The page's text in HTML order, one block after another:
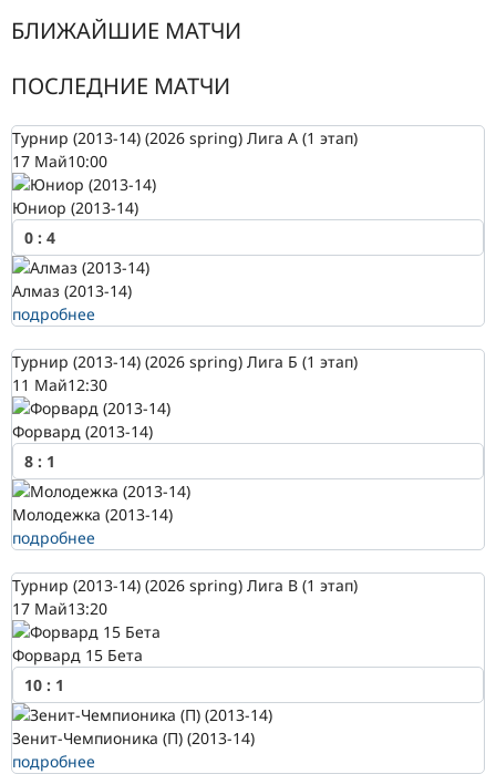
БЛИЖАЙШИЕ МАТЧИ
ПОСЛЕДНИЕ МАТЧИ
Турнир (2013-14) (2026 spring) Лига А (1 этап)
17 Май10:00
Юниор (2013-14)
0 : 4
Алмаз (2013-14)
подробнее
Турнир (2013-14) (2026 spring) Лига Б (1 этап)
11 Май12:30
Форвард (2013-14)
8 : 1
Молодежка (2013-14)
подробнее
Турнир (2013-14) (2026 spring) Лига В (1 этап)
17 Май13:20
Форвард 15 Бета
10 : 1
Зенит-Чемпионика (П) (2013-14)
подробнее